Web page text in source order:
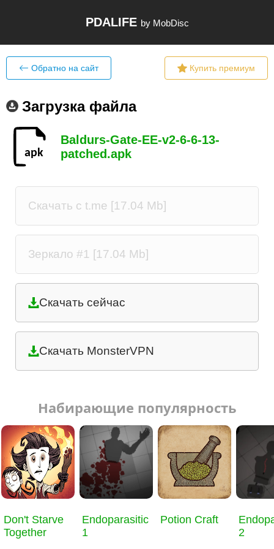
PDALIFE by MobDisc
Обратно на сайт Купить премиум
Загрузка файла
Baldurs-Gate-EE-v2-6-6-13-
patched.apk
Скачать c t.me [17.04 Mb]
Зеркало #1 [17.04 Mb]
Скачать сейчас
Скачать MonsterVPN
Набирающие популярность
Don't Starve
Together
Endoparasitic
1
Potion Craft
2